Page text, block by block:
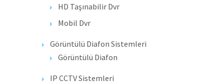
HD Taşınabilir Dvr
Mobil Dvr
Görüntülü Diafon Sistemleri
Görüntülü Diafon
IP CCTV Sistemleri